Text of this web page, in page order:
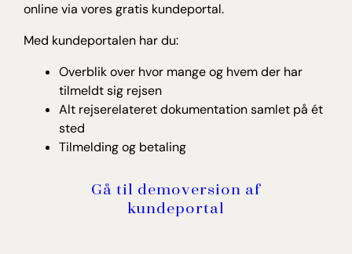
online via vores gratis kundeportal.
Med kundeportalen har du:
Overblik over hvor mange og hvem der har
tilmeldt sig rejsen
Alt rejserelateret dokumentation samlet på ét
sted
Tilmelding og betaling
Gå til demoversion af
kundeportal